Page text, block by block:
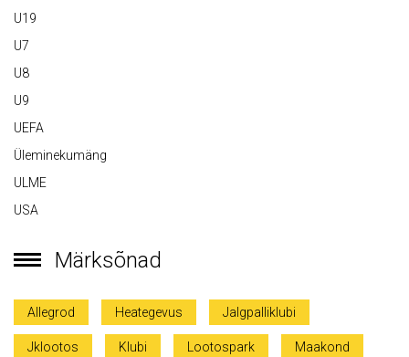
U19
U7
U8
U9
UEFA
Üleminekumäng
ULME
USA
Märksõnad
Allegrod Heategevus Jalgpalliklubi
Jklootos Klubi Lootospark Maakond